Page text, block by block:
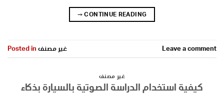
CONTINUE READING
→
Posted in غير مصنف Leave a comment
غير مصنف
كيفية استخدام الدراسة الصوتية بالسيارة بذكاء